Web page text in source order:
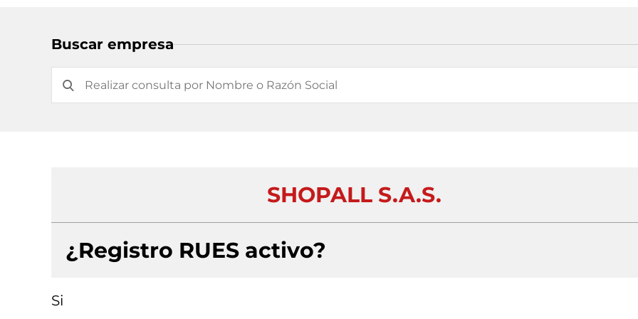
Buscar empresa
SHOPALL S.A.S.
¿Registro RUES activo?
Si